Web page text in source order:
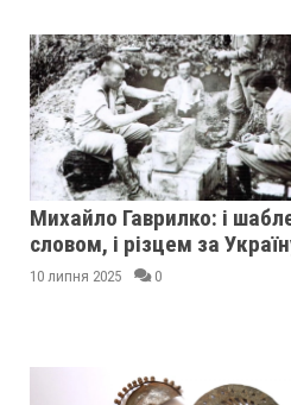
Михайло Гаврилко: і
словом, і різцем за
10 липня 2025 0